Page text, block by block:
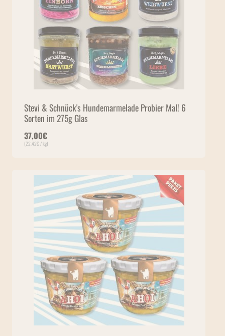
Stevi & Schnück's Hundemarmelade Probier Mal! 6
Sorten im 275g Glas
37,00€
(22,42€ / kg)